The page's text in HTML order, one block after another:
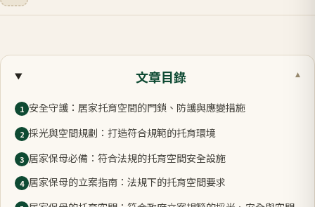
文章目錄 ▾
1 安全守護：居家托育空間的門鎖、防護與應變措施
2 採光與空間規劃：打造符合規範的托育環境
3 居家保母必備：符合法規的托育空間安全設施
4 居家保母的立案指南：法規下的托育空間要求